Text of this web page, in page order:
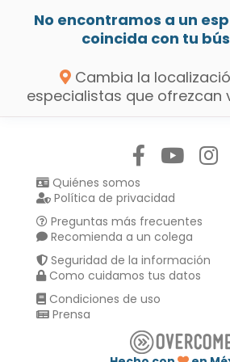
No encontramos a un
coincida con tu
Cambia la
especialistas que ofrezcan
Quiénes somos
Política de privacidad
Preguntas más frecuentes
Recomienda a un colega
Seguridad de la información
Como cuidamos tus datos
Condiciones de uso
Prensa